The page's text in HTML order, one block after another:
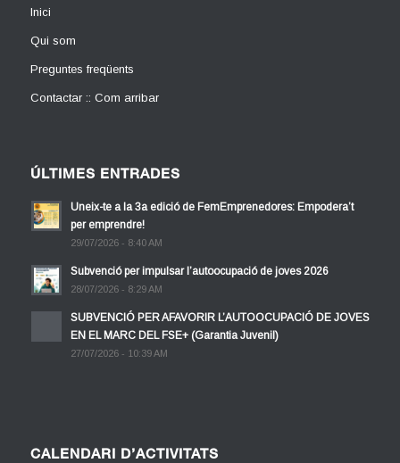
Inici
Qui som
Preguntes freqüents
Contactar :: Com arribar
ÚLTIMES ENTRADES
Uneix-te a la 3a edició de FemEmprenedores: Empodera’t
per emprendre!
29/07/2026 - 8:40 AM
Subvenció per impulsar l’autoocupació de joves 2026
28/07/2026 - 8:29 AM
SUBVENCIÓ PER AFAVORIR L’AUTOOCUPACIÓ DE JOVES
EN EL MARC DEL FSE+ (Garantia Juvenil)
27/07/2026 - 10:39 AM
CALENDARI D’ACTIVITATS